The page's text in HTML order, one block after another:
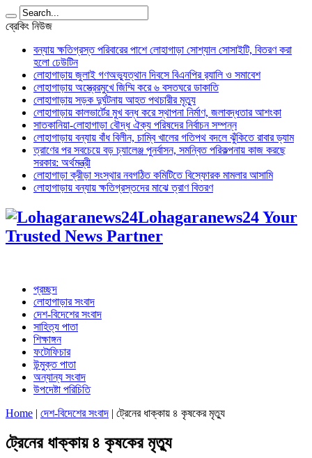
ব্রেকিং নিউজ
বন্যায় ক্ষতিগ্রস্ত পরিবারের পাশে লোহাগাড়া সোশ্যাল সোসাইটি, বিতরণ করা
হলো ঢেউটিন
লোহাগাড়ায় জুলাই গণঅভ্যুত্থান দিবসে বিএনপির র‌্যালি ও সমাবেশ
লোহাগাড়ায় অস্ত্রেরমুখে জিম্মি করে ৬ বসতঘরে ডাকাতি
লোহাগাড়ায় সড়ক দুর্ঘটনায় আহত পথচারীর মৃত্যু
লোহাগাড়ায় কালভার্টের মুখ বন্ধ করে স্থাপনা নির্মাণ, জলাবদ্ধতার আশংকা
সাতকানিয়া-লোহাগাড়া বৌদ্ধ ঐক্য পরিষদের নির্বাচন সম্পন্ন
লোহাগাড়ায় বন্যায় বাঁধ বিলীন, চাম্বি খালের গতিপথ বদলে ঝুঁকিতে রাবার ড্যাম
ত্রাণের পর সবচেয়ে বড় চ্যালেঞ্জ পুনর্বাসন, সমন্বিত পরিকল্পনায় কাজ করছে
সরকার: অর্থমন্ত্রী
লোহাগাড়া ক্রীড়া সংস্থার নবগঠিত কমিটিতে বিস্ফোরক মামলার আসামি
লোহাগাড়ায় বন্যায় ক্ষতিগ্রস্তদের মাঝে ত্রাণ বিতরণ
Lohagaranews24 Your
Trusted News Partner
প্রচ্ছদ
লোহাগাড়ার সংবাদ
দেশ-বিদেশের সংবাদ
সাহিত্য পাতা
শিক্ষাঙ্গন
ফটোফিচার
উন্মুক্ত পাতা
অন্যান্য সংবাদ
উপদেষ্টা পরিচিতি
Home | দেশ-বিদেশের সংবাদ | ট্রেনের ধাক্কায় ৪ কৃষকের মৃত্যু
ট্রেনের ধাক্কায় ৪ কৃষকের মৃত্যু